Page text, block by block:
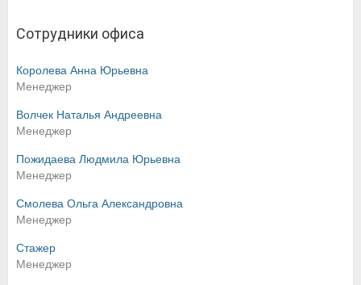
Сотрудники офиса
Королева Анна Юрьевна
Менеджер
Волчек Наталья Андреевна
Менеджер
Пожидаева Людмила Юрьевна
Менеджер
Смолева Ольга Александровна
Менеджер
Стажер
Менеджер